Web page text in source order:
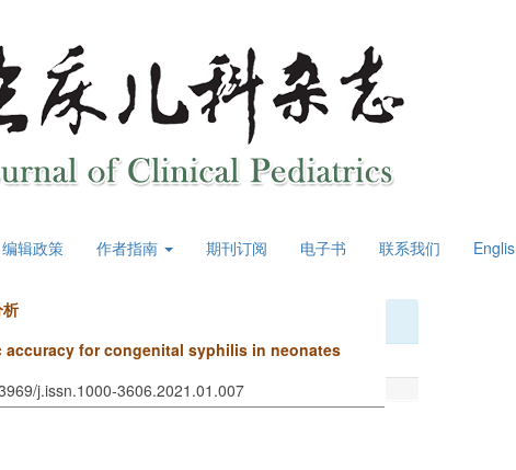
编辑政策 作者指南 期刊订阅 电子书 联系我们
for congenital syphilis in neonates
j.issn.1000-3606.2021.01.007